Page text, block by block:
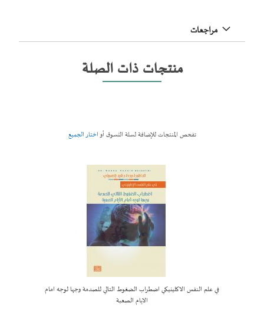
مراجعات
منتجات ذات الصلة
تفحص المنتجات للإضافة لسلة التسوق أواختار الجميع
في علم النفس الاكلينيكي اضطراب الضغوط التالي للصدمة وجها لوجه امام
الايام الصعبة